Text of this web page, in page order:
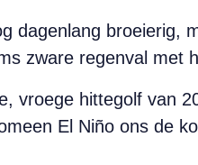
dagenlang broeierig,
zware regenval met
vroege hittegolf van
El Niño ons de